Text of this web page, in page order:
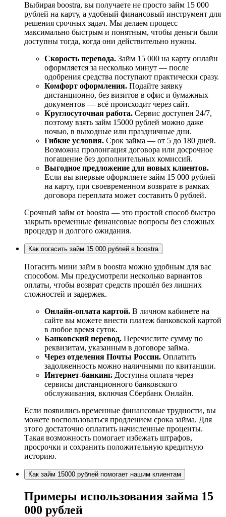
Выбирая boostra, вы получаете не просто займ 15 000
рублей на карту, а удобный финансовый инструмент для
решения срочных задач. Мы делаем процесс
максимально быстрым и понятным, чтобы деньги были
доступны тогда, когда они действительно нужны.
Скорость перевода. Займ 15 000 на карту онлайн
оформляется за несколько минут — после
одобрения средства поступают практически сразу.
Комфорт оформления. Подайте заявку
дистанционно, без визитов в офис и бумажных
документов — всё происходит через сайт.
Круглосуточная работа. Сервис доступен 24/7,
поэтому взять займ 15000 рублей можно даже
ночью, в выходные или праздничные дни.
Гибкие условия. Срок займа — от 5 до 180 дней.
Возможна пролонгация договора или досрочное
погашение без дополнительных комиссий.
Выгодное предложение для новых клиентов.
Если вы впервые оформляете займ 15 000 рублей
на карту, при своевременном возврате в рамках
договора переплата может составить 0 рублей.
Срочный займ от boostra — это простой способ быстро
закрыть временные финансовые вопросы без сложных
процедур и долгого ожидания.
Как погасить займ 15 000 рублей в boostra
Погасить мини займ в boostra можно удобным для вас
способом. Мы предусмотрели несколько вариантов
оплаты, чтобы возврат средств прошёл без лишних
сложностей и задержек.
Онлайн-оплата картой. В личном кабинете на
сайте вы можете внести платеж банковской картой
в любое время суток.
Банковский перевод. Перечислите сумму по
реквизитам, указанным в договоре займа.
Через отделения Почты России. Оплатить
задолженность можно наличными по квитанции.
Интернет-банкинг. Доступна оплата через
сервисы дистанционного банковского
обслуживания, включая Сбербанк Онлайн.
Если появились временные финансовые трудности, вы
можете воспользоваться продлением срока займа. Для
этого достаточно оплатить начисленные проценты.
Такая возможность помогает избежать штрафов,
просрочки и сохранить положительную кредитную
историю.
Как займ 15000 рублей помогает нашим клиентам
Примеры использования займа 15
000 рублей